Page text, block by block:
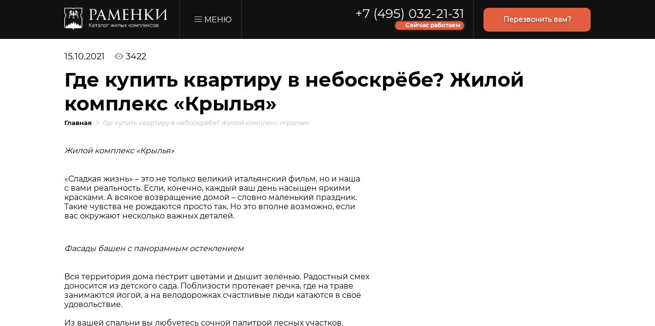
МЕНЮ +7 (495) 032-21-31
Сейчас работаем
Перезвонить вам?
15.10.2021 3422
Где купить квартиру в небоскрёбе? Жилой
комплекс «Крылья»
Главная Где купить квартиру в небоскрёбе? Жилой комплекс «Крылья»
Жилой комплекс «Крылья»
«Сладкая жизнь» – это не только великий итальянский фильм, но и наша
с вами реальность. Если, конечно, каждый ваш день насыщен яркими
красками. А всякое возвращение домой – словно маленький праздник.
Такие чувства не рождаются просто так. Но это вполне возможно, если
вас окружают несколько важных деталей.
Фасады башен с панорамным остеклением
Вся территория дома пестрит цветами и дышит зеленью. Радостный смех
доносится из детского сада. Поблизости протекает речка, где на траве
занимаются йогой, а на велодорожках счастливые люди катаются в своё
удовольствие.
Из вашей спальни вы любуетесь сочной палитрой лесных участков.